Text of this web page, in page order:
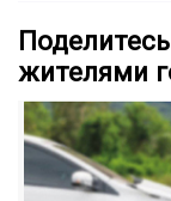
жителями